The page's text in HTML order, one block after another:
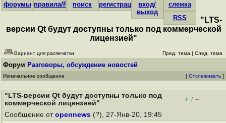
форумы правила/FAQпоиск регистрациявход/
выход
слежка
RSS
"LTS-
версии Qt будут доступны только под коммерческой
лицензией"
Вариант для распечатки Пред. тема | След. тема
Форум Разговоры, обсуждение новостей
Изначальное сообщение [ Отслеживать ]
"LTS-версии Qt будут доступны только под
коммерческой лицензией"
+ / –
Сообщение от opennews (?), 27-Янв-20, 19:45